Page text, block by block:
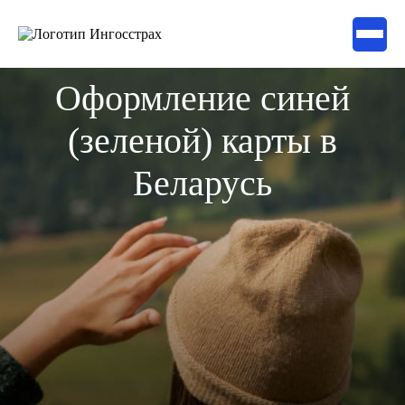
Оформление синей
(зеленой) карты в
Беларусь